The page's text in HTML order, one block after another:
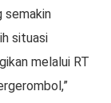
semakin
situasi
melalui RT